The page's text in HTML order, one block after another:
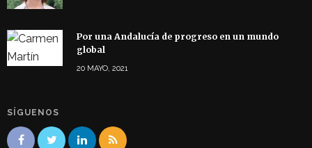
Por una Andalucía de progreso en un mundo
global
20 MAYO, 2021
SÍGUENOS